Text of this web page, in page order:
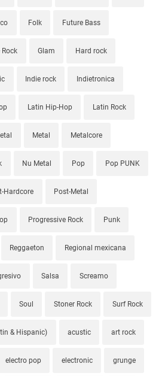
Folk Future Bass
Rock Glam Hard rock
Indie rock Indietronica
Latin Hip-Hop Latin Rock
Metal Metalcore
Nu Metal Pop Pop PUNK
Hardcore Post-Metal
Progressive Rock Punk
Reggaeton Regional mexicana
Salsa Screamo
Soul Stoner Rock Surf Rock
& Hispanic) acustic art rock
electro pop electronic grunge